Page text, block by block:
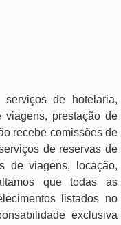
de hotelaria,
viagens, prestação de
recebe comissões de
de reservas de
de viagens, locação,
que todas as
listados no
exclusiva